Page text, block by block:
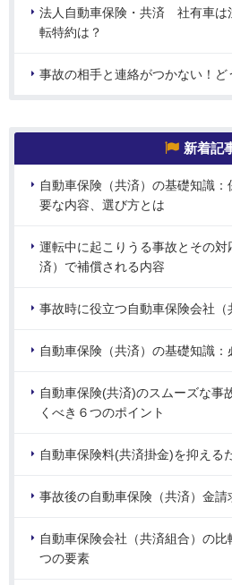
法人自動車保険・共済 社有車は
転特約は？
事故の相手と連絡がつかない！ど
新着記
自動車保険（共済）の基礎知識
要な内容、選び方とは
運転中に起こりうる事故とその
済）で補償される内容
事故時に役立つ自動車保険会社
自動車保険（共済）の基礎知識
自動車保険(共済)のスムーズな事
くべき６つのポイント
自動車保険料(共済掛金)を抑える
事故後の自動車保険（共済）金請
自動車保険会社（共済組合）の
つの要素